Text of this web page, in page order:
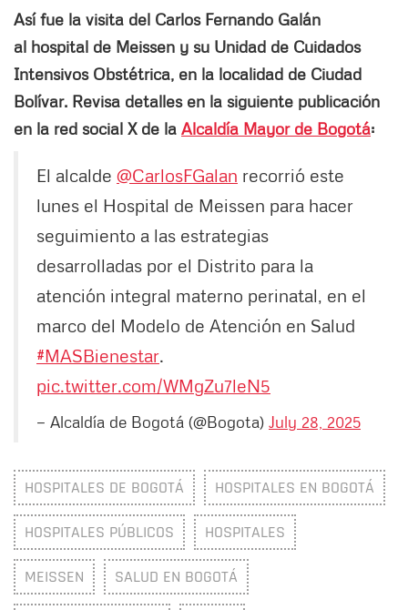
Así fue la visita del Carlos Fernando Galán
al hospital de Meissen y su Unidad de Cuidados
Intensivos Obstétrica, en la localidad de Ciudad
Bolívar. Revisa detalles en la siguiente publicación
en la red social X de la Alcaldía Mayor de Bogotá:
El alcalde @CarlosFGalan recorrió este
lunes el Hospital de Meissen para hacer
seguimiento a las estrategias
desarrolladas por el Distrito para la
atención integral materno perinatal, en el
marco del Modelo de Atención en Salud
#MASBienestar.
pic.twitter.com/WMgZu7leN5
— Alcaldía de Bogotá (@Bogota) July 28, 2025
HOSPITALES DE BOGOTÁ HOSPITALES EN BOGOTÁ
HOSPITALES PÚBLICOS HOSPITALES
MEISSEN SALUD EN BOGOTÁ